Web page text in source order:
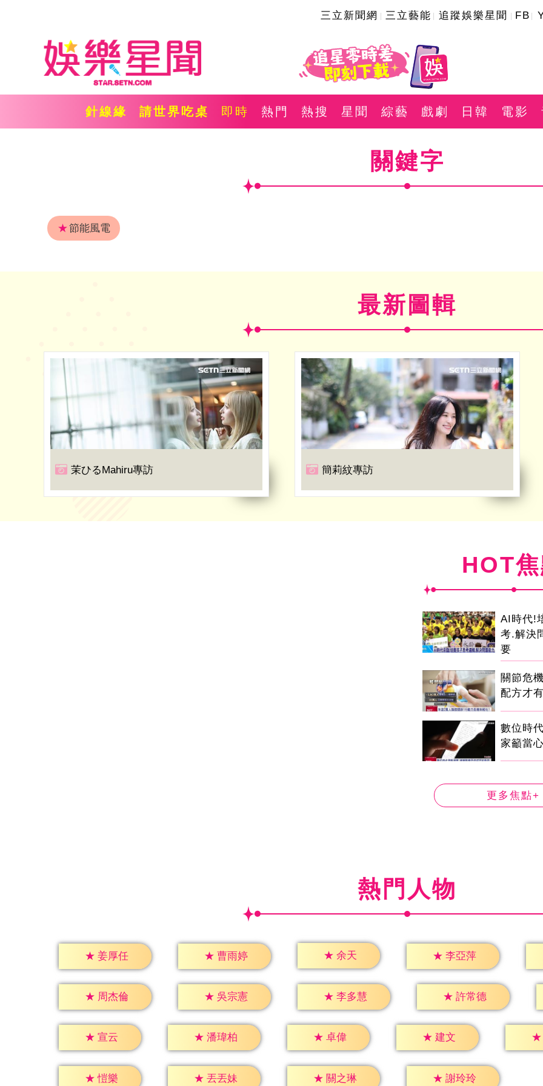
三立新聞網 三立藝能 追蹤娛樂星聞 FB
針線緣 請世界吃桌 即時 熱門 熱搜 星聞 綜藝 戲劇 日韓 電影
關鍵字
★節能風電
最新圖輯
茉ひるMahiru專訪 簡莉紋專訪
HOT
AI時代!
考.解決
要
關節危
配方才
數位時
家籲當
更多焦點+
熱門人物
★ 姜厚任 ★ 曹雨婷 ★ 余天 ★ 李亞萍
★ 周杰倫 ★ 吳宗憲 ★ 李多慧 ★ 許常德
★ 宣云 ★ 潘瑋柏 ★ 卓偉 ★ 建文 ★
★ 愷樂 ★ 丟丟妹 ★ 關之琳 ★ 謝玲玲